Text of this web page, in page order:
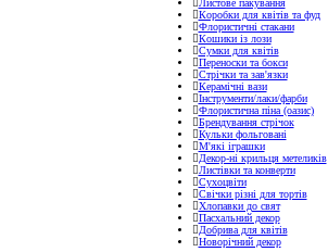
Листове пакування
Коробки для квітів та фуд
Флористичні стакани
Кошики із лози
Сумки для квітів
Переноски та бокси
Стрічки та зав'язки
Керамічні вази
Інструменти/лаки/фарби
Флористична піна (оазис)
Брендування стрічок
Кульки фольговані
М'які іграшки
Декор-ні крильця метеликів
Листівки та конверти
Сухоцвіти
Свічки різні для тортів
Хлопавки до свят
Пасхальний декор
Добрива для квітів
Новорічний декор